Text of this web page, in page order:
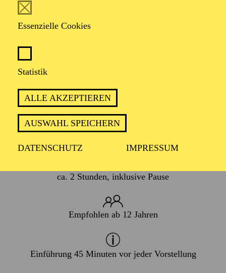
Essenzielle Cookies
Statistik
ALLE AKZEPTIEREN
AUSWAHL SPEICHERN
DATENSCHUTZ IMPRESSUM
PREMIERE
15. November 2025
WIEDERAUFNAHME
ca. 2 Stunden, inklusive Pause
Empfohlen ab 12 Jahren
Einführung 45 Minuten vor jeder Vorstellung